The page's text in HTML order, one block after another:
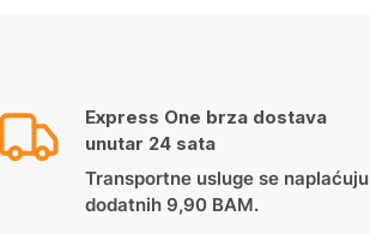
Express One brza dostava
unutar 24 sata
Transportne usluge se naplaćuju
dodatnih 9,90 BAM.